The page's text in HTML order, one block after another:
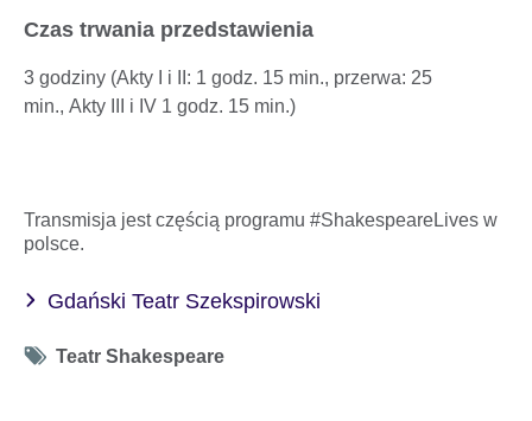
Czas trwania przedstawienia
3 godziny (Akty I i II: 1 godz. 15 min., przerwa: 25
min., Akty III i IV 1 godz. 15 min.)
Transmisja jest częścią programu #ShakespeareLives w
polsce.
Gdański Teatr Szekspirowski
Tag
Teatr Shakespeare